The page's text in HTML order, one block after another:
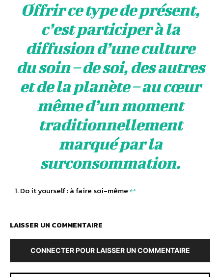
Offrir ce type de présent,
cʼest participer à la
diffusion dʼune culture
du soin – de soi, des autres
et de la planète – au cœur
même dʼun moment
traditionnellement
marqué par la
surconsommation.
Do it yourself : à faire soi-même↩︎
LAISSER UN COMMENTAIRE
CONNECTER POUR LAISSER UN COMMENTAIRE